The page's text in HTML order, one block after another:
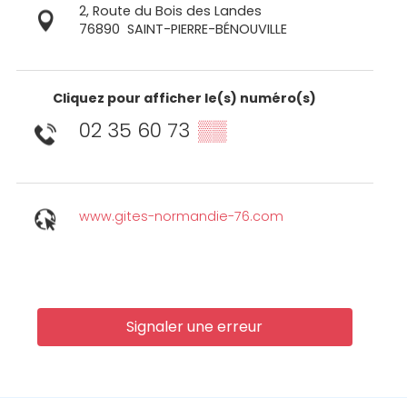
2, Route du Bois des Landes
76890 SAINT-PIERRE-BÉNOUVILLE
Cliquez pour afficher le(s) numéro(s)
02 35 60 73 ▒▒
www.gites-normandie-76.com
Signaler une erreur